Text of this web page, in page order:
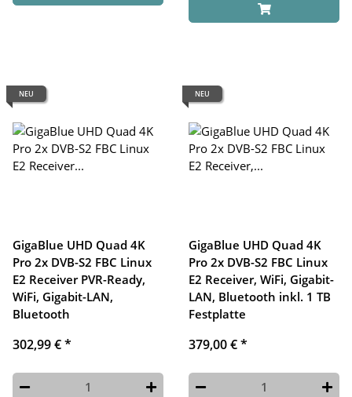
NEU
GigaBlue UHD Quad 4K
Pro 2x DVB-S2 FBC Linux
E2 Receiver PVR-Ready,
WiFi, Gigabit-LAN,
Bluetooth
302,99 €*
NEU
GigaBlue UHD Quad 4K
Pro 2x DVB-S2 FBC Linux
E2 Receiver, WiFi, Gigabit-
LAN, Bluetooth inkl. 1 TB
Festplatte
379,00 €*